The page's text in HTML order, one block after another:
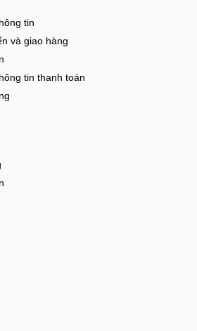
tin
và giao hàng
tin thanh toán